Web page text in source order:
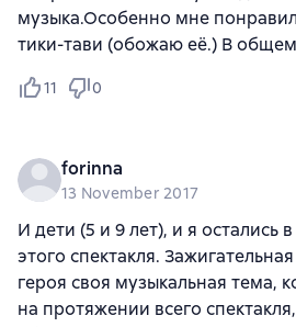
музыка.Особенно мне
тики-тави (обожаю её.) В
11 0
forinna
13 November 2017
И дети (5 и 9 лет), и я остались
этого спектакля.
героя своя музыкальная тема,
на протяжении всего